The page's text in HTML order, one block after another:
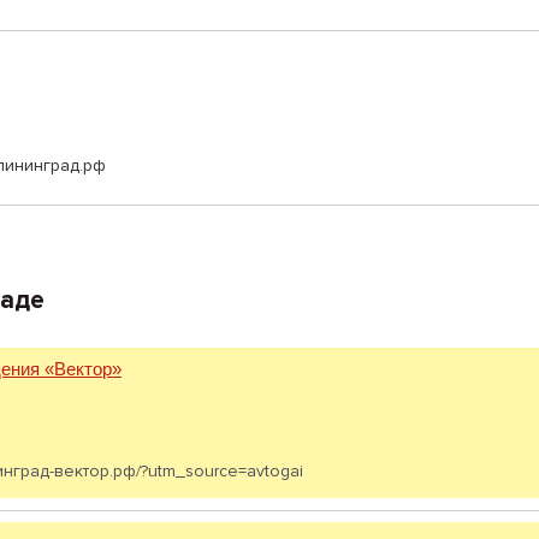
«Вектор»
вектор.рф/?utm_source=avtogai